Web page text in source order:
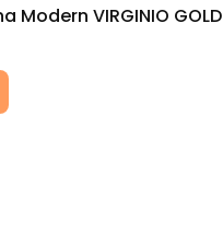
Modern VIRGINIO GOLD